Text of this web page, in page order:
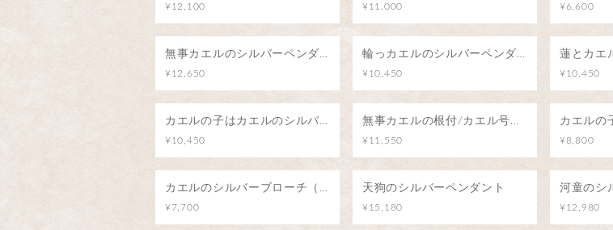
¥12,100 ¥11,000 ¥6,600
無事カエルのシルバーペンダント/カエル号に乗って
¥12,650
輪っカエルのシルバーペンダント
¥10,450 ¥10,450
カエルの子はカエルのシルバーペンダント
¥10,450
無事カエルの根付/カエル号に乗って
¥11,550 ¥8,800
カエルのシルバーブローチ（ピンバッジ）
¥7,700
天狗のシルバーペンダント
¥15,180
河童のシ
¥12,980